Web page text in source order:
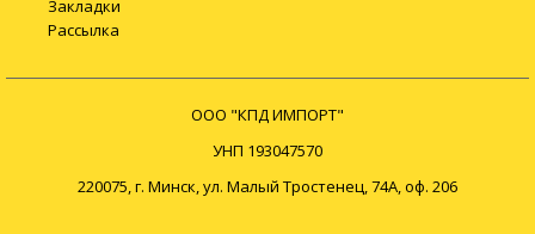
Закладки
Рассылка
ООО "КПД ИМПОРТ"
УНП 193047570
220075, г. Минск, ул. Малый Тростенец, 74А, оф. 206